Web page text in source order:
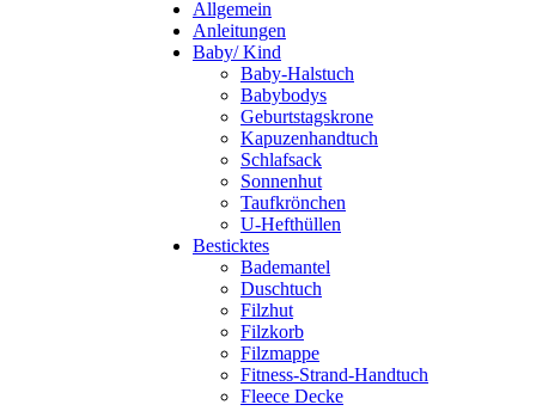
Allgemein
Anleitungen
Baby/ Kind
Baby-Halstuch
Babybodys
Geburtstagskrone
Kapuzenhandtuch
Schlafsack
Sonnenhut
Taufkrönchen
U-Hefthüllen
Besticktes
Bademantel
Duschtuch
Filzhut
Filzkorb
Filzmappe
Fitness-Strand-Handtuch
Fleece Decke